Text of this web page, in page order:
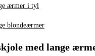
med lange